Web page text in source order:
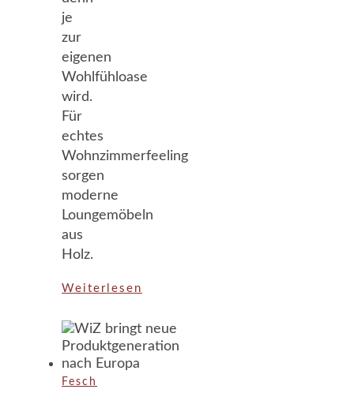
je
zur
eigenen
Wohlfühloase
wird.
Für
echtes
Wohnzimmerfeeling
sorgen
moderne
Loungemöbeln
aus
Holz.
Weiterlesen
Fesch